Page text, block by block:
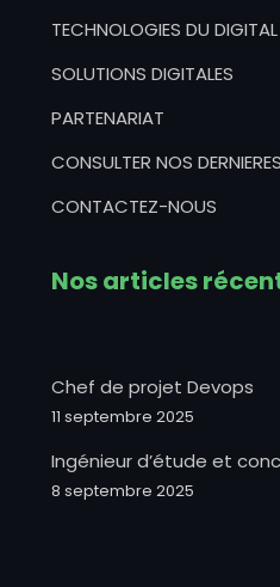
TECHNOLOGIES DU DIGITAL
SOLUTIONS DIGITALES
PARTENARIAT
CONSULTER NOS
CONTACTEZ-NOUS
Nos articles
Chef de projet Devops
11 septembre 2025
Ingénieur d’étude et
8 septembre 2025